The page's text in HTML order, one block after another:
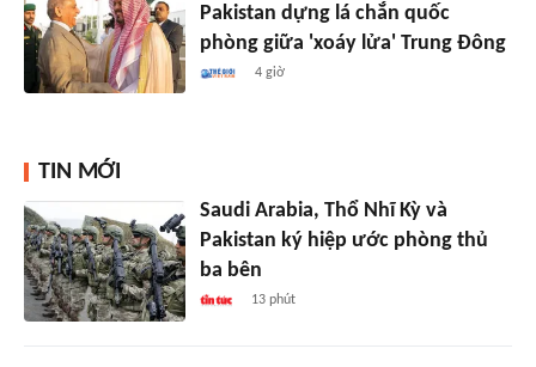
Pakistan dựng lá chắn quốc
phòng giữa 'xoáy lửa' Trung Đông
4 giờ
TIN MỚI
Saudi Arabia, Thổ Nhĩ Kỳ và
Pakistan ký hiệp ước phòng thủ
ba bên
13 phút